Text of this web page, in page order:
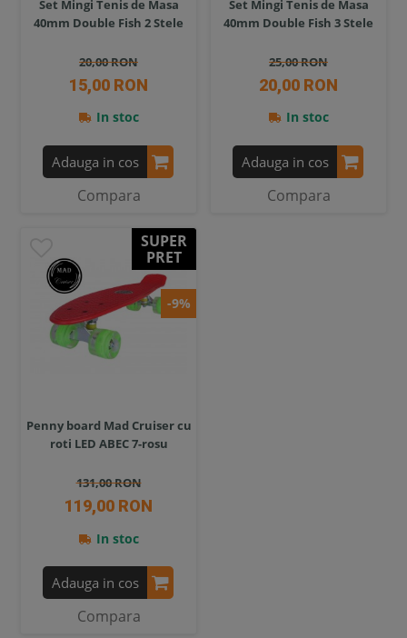
Set Mingi Tenis de Masa
40mm Double Fish 2 Stele
20,00 RON
15,00 RON
In stoc
Adauga in cos
Compara
Set Mingi Tenis de Masa
40mm Double Fish 3 Stele
25,00 RON
20,00 RON
In stoc
Adauga in cos
Compara
SUPER
PRET
-9%
Penny board Mad Cruiser cu
roti LED ABEC 7-rosu
131,00 RON
119,00 RON
In stoc
Adauga in cos
Compara